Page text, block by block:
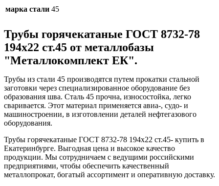
марка стали 45
Трубы горячекатаные ГОСТ 8732-78
194x22 ст.45 от металлобазы
"Металлокомплект ЕК".
Трубы из стали 45 производятся путем прокатки стальной
заготовки через специализированное оборудование без
образования шва. Сталь 45 прочна, износостойка, легко
сваривается. Этот материал применяется авиа-, судо- и
машиностроении, в изготовлении деталей нефтегазового
оборудования.
Трубы горячекатаные ГОСТ 8732-78 194x22 ст.45- купить в
Екатеринбурге. Выгодная цена и высокое качество
продукции. Мы сотрудничаем с ведущими российскими
предприятиями, чтобы обеспечить качественный
металлопрокат, богатый ассортимент и оперативную доставку.